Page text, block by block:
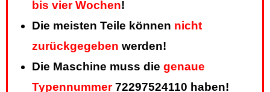
bis vier Wochen!
Die meisten Teile können nicht
zurückgegeben werden!
Die Maschine muss die genaue
Typennummer72297524110 haben!